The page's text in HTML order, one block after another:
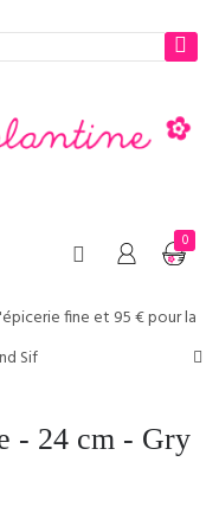
0
- 24 cm - Gry